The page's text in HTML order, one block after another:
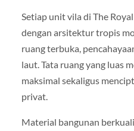
Setiap unit vila di The
dengan arsitektur tropis
ruang terbuka,
laut. Tata ruang yang luas
maksimal sekaligus
privat.
Material bangunan